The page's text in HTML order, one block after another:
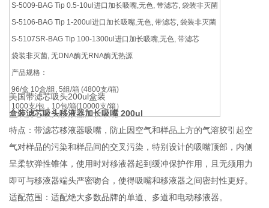
S-5009-BAG Tip 0.5-10ul进口加长吸嘴,无色, 带滤芯, 袋装非灭菌
S-5106-BAG Tip 1-200ul进口加长吸嘴,无色, 带滤芯, 袋装非灭菌
S-5107SR-BAG Tip 100-1300ul进口加长吸嘴,无色, 带滤芯
袋装非灭菌, 无DNA酶无RNA酶无热源
产品规格：
96/盒 10盒/组, 5组/箱 (4800支/箱)
1000支/包，10包/箱(10000支/箱）
美国带滤芯吸头200ul盒装
盒装滤芯吸头移液器加长吸嘴 200ul
特点：带滤芯移液器吸嘴，防止因空气和样品上方的气溶胶引起空
气对样品的污染和样品间的交叉污染，特别设计的吸嘴顶部，内侧
呈柔软弹性锥体，使用时对移液器起到缓冲保护作用，且无须用力
即可与移液器端头严密吻合，使得吸嘴和移液器之间密封性更好。
适配范围：适配绝大多数品牌的单道、多道和电动移液器。